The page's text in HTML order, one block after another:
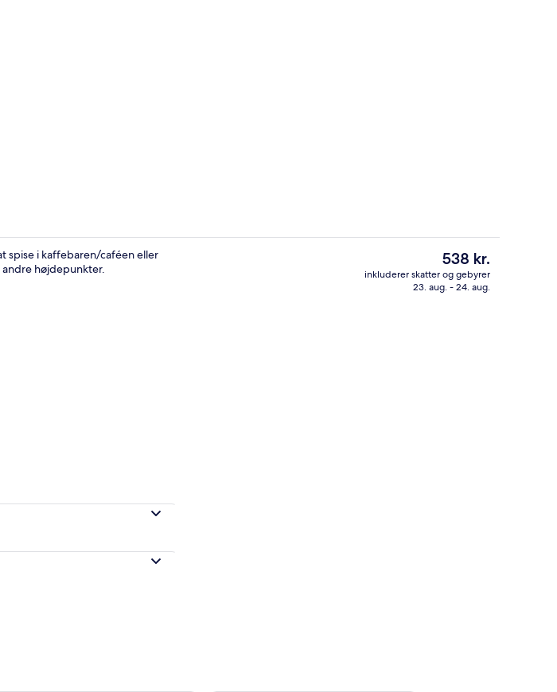
spise i kaffebaren/caféen eller
højdepunkter.
Den
nuværende
pris
538 kr.
inkluderer skatter og gebyrer
23. aug. - 24. aug.